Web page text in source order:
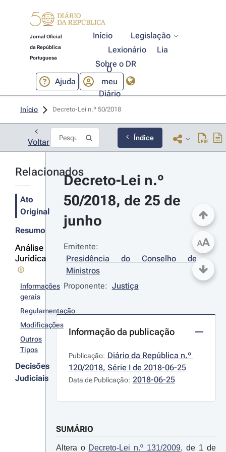
Jornal Oficial
da República
Portuguesa
Início
Legislação
Lexionário
Lia
Sobre o DR
Ajuda
O
meu
Diário
Início Decreto-Lei n.º 50/2018
Voltar Índice
Relacionados
Ato
Original
Resumo
Análise
Jurídica
Informações
gerais
Regulamentação
Modificações
Outros
Tipos
Decisões
Judiciais
Decreto-Lei n.º
50/2018, de 25 de
junho
Emitente:
Presidência do Conselho de
Ministros
Proponente: Justiça
Informação da publicação
Publicação: Diário da República n.º
120/2018, Série I de 2018-06-25
Data de Publicação: 2018-06-25
SUMÁRIO
Altera o Decreto-Lei n.º 131/2009, de 1 de
AA